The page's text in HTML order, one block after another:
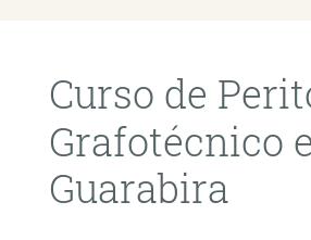
Curso de
Grafotécnico
Guarabira